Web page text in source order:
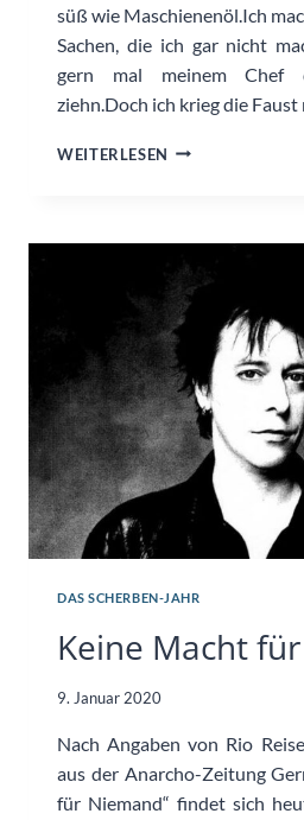
süß wie Maschienenöl.Ich
Sachen, die ich gar nicht
gern mal meinem Chef
ziehn.Doch ich krieg die Faust
WEITERLESEN ICH
WAS
MEIN
ALTER
IST
DAS SCHERBEN-JAHR
Keine Macht
9. Januar 2020
Nach Angaben von Rio
aus der Anarcho-Zeitung
für Niemand“ findet sich